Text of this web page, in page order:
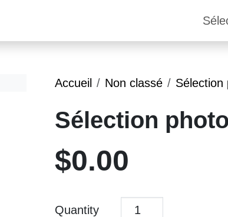
Accueil Non classé Sélection
Sélection
$0.00
Quantity